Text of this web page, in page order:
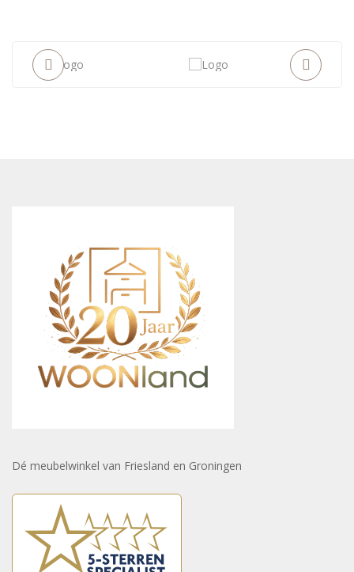
Dé meubelwinkel van Friesland en Groningen